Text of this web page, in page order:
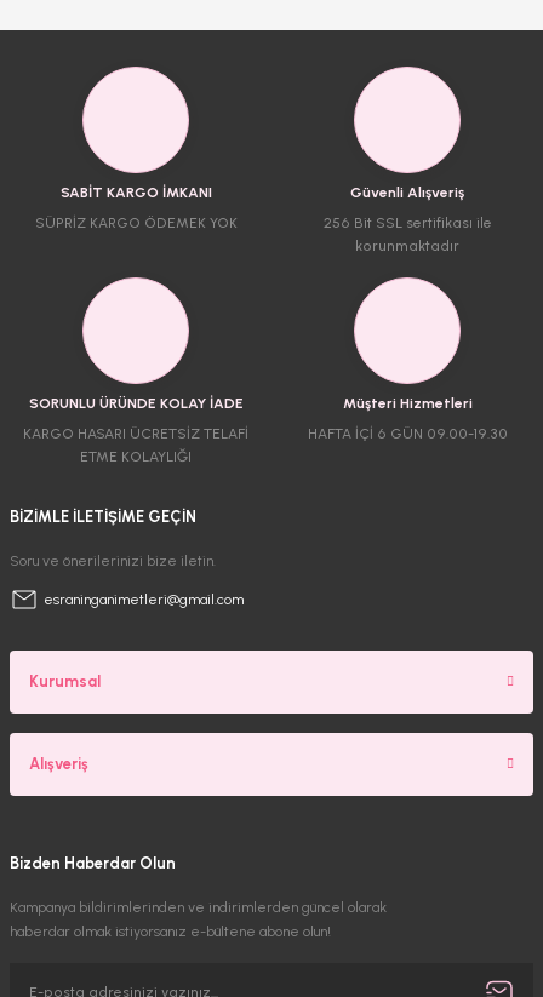
SABİT KARGO İMKANI
SÜPRİZ KARGO ÖDEMEK YOK
Güvenli Alışveriş
256 Bit SSL sertifikası ile
korunmaktadır
SORUNLU ÜRÜNDE KOLAY İADE
KARGO HASARI ÜCRETSİZ TELAFİ
ETME KOLAYLIĞI
Müşteri Hizmetleri
HAFTA İÇİ 6 GÜN 09.00-19.30
BİZİMLE İLETİŞİME GEÇİN
Soru ve önerilerinizi bize iletin.
esraninganimetleri@gmail.com
Kurumsal
Alışveriş
Bizden Haberdar Olun
Kampanya bildirimlerinden ve indirimlerden güncel olarak
haberdar olmak istiyorsanız e-bültene abone olun!